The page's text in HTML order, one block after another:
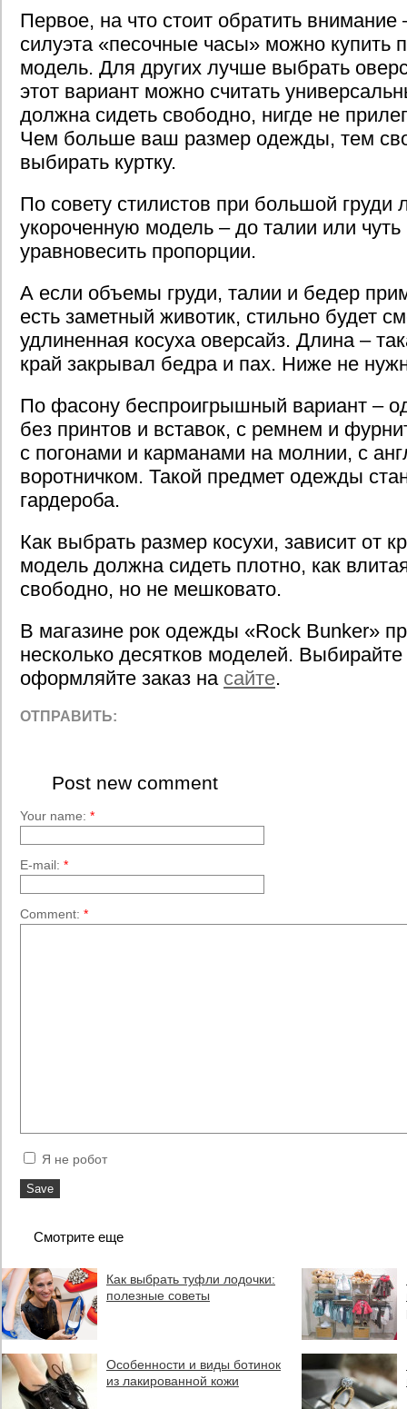
Первое, на что стоит обратить
силуэта «песочные часы» можно купить
модель. Для других лучше выбрать
этот вариант можно считать
должна сидеть свободно, нигде не
Чем больше ваш размер одежды, тем
выбирать куртку.
По совету стилистов при большой груди
укороченную модель – до талии или
уравновесить пропорции.
А если объемы груди, талии и бедер
есть заметный животик, стильно будет
удлиненная косуха оверсайз. Длина –
край закрывал бедра и пах. Ниже не
По фасону беспроигрышный вариант –
без принтов и вставок, с ремнем и
с погонами и карманами на молнии, с
воротничком. Такой предмет одежды
гардероба.
Как выбрать размер косухи, зависит от
модель должна сидеть плотно, как
свободно, но не мешковато.
В магазине рок одежды «Rock Bunker»
несколько десятков моделей.
оформляйте заказ на сайте.
ОТПРАВИТЬ:
Post new comment
Your name: *
E-mail: *
Comment: *
Я не робот
Смотрите еще
Как выбрать туфли лодочки:
полезные советы
Особенности и виды ботинок
из лакированной кожи